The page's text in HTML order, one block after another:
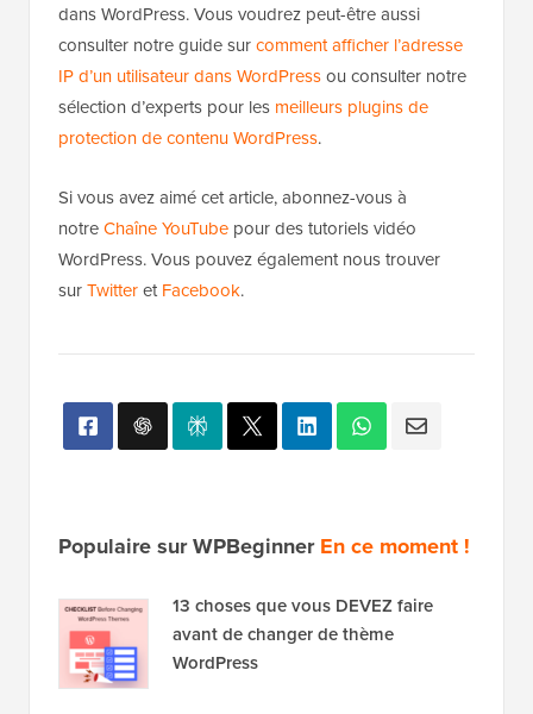
dans WordPress. Vous voudrez peut-être aussi
consulter notre guide surcomment afficher l’adresse
IP d’un utilisateur dans WordPressou consulter notre
sélection d’experts pour les meilleurs plugins de
protection de contenu WordPress.
Si vous avez aimé cet article, abonnez-vous à
notreChaîne YouTube pour des tutoriels vidéo
WordPress. Vous pouvez également nous trouver
surTwitteretFacebook.
Populaire sur WPBeginnerEn ce moment !
13 choses que vous DEVEZ faire
avant de changer de thème
WordPress